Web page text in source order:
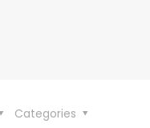
Categories